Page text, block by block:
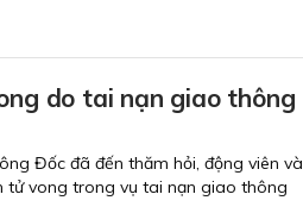
do tai nạn giao thông
Đốc đã đến thăm hỏi, động viên và
tử vong trong vụ tai nạn giao thông